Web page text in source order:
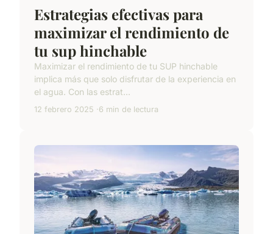
Estrategias efectivas para
maximizar el rendimiento de
tu sup hinchable
Maximizar el rendimiento de tu SUP hinchable
implica más que solo disfrutar de la experiencia en
el agua. Con las estrat...
12 febrero 2025 6 min de lectura